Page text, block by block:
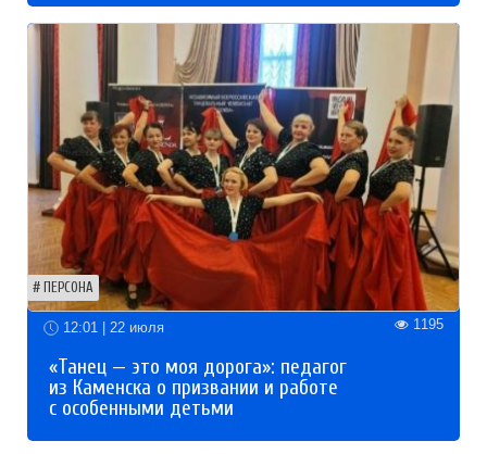
ПЕРСОНА
12:01 | 22 июля 1195
«Танец — это моя дорога»: педагог
из Каменска о призвании и работе
с особенными детьми